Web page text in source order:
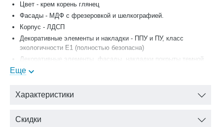
Цвет - крем корень глянец
Фасады - МДФ с фрезеровкой и шелкографией.
Корпус - ЛДСП
Декоративные элементы и накладки - ППУ и ПУ, класс
экологичности Е1 (полностью безопасна)
Декоративные элементы, фасады, накладки покрыты темной
патиной и матовым лаком на водной основе
Еще
Характеристики
Скидки